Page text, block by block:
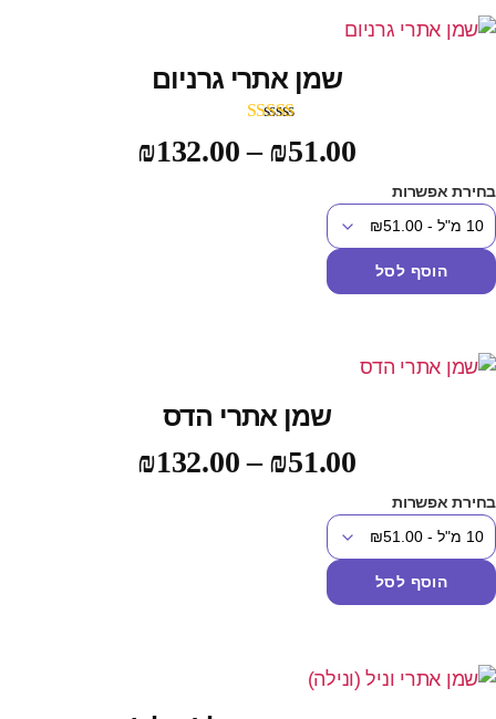
שמן אתרי גרניום
מתוך 5
₪51.00
–
₪132.00
אפשרות
הוסף לסל
שמן אתרי הדס
₪51.00
–
₪132.00
אפשרות
הוסף לסל